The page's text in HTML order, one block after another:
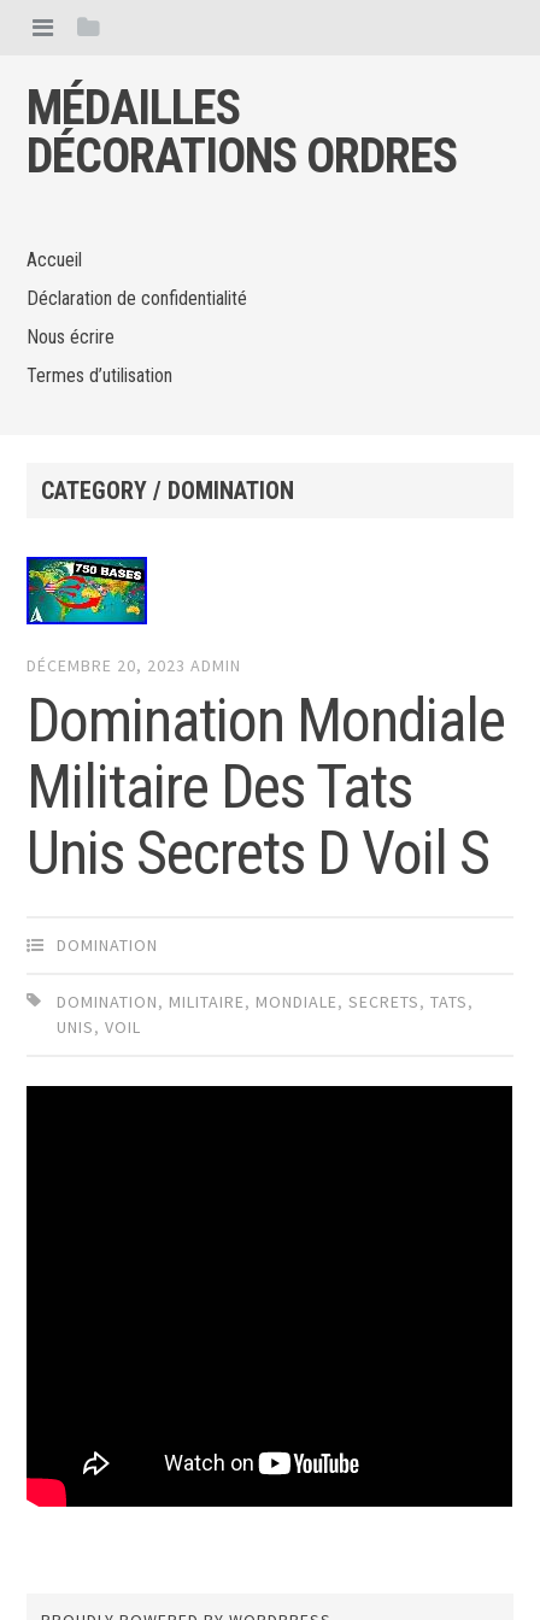
MÉDAILLES
DÉCORATIONS ORDRES
Accueil
Déclaration de confidentialité
Nous écrire
Termes d’utilisation
CATEGORY / DOMINATION
DÉCEMBRE 20, 2023 ADMIN
Domination Mondiale
Militaire Des Tats
Unis Secrets D Voil S
DOMINATION
DOMINATION, MILITAIRE, MONDIALE,SECRETS,TATS,
UNIS,VOIL